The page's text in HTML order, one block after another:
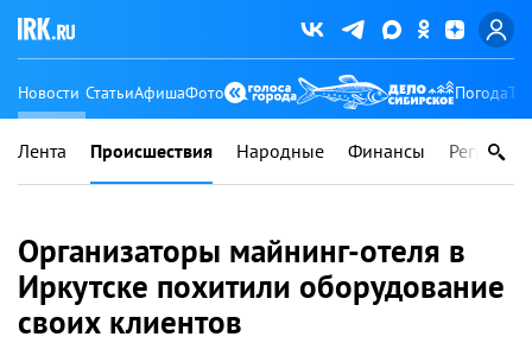
Новости СтатьиАфишаФото Погода
Лента Происшествия Народные Финансы Регионы
Организаторы майнинг-отеля в
Иркутске похитили оборудование
своих клиентов